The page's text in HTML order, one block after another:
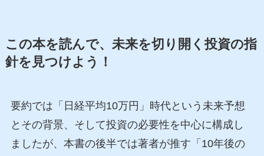
この本を読んで、未来を切り開く投資の指
針を見つけよう！
要約では「日経平均10万円」時代という未来予想
とその背景、そして投資の必要性を中心に構成し
ましたが、本書の後半では著者が推す「10年後の